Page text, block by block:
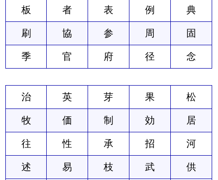
板 者 表 例 典
刷 協 参 周 固
季 官 府 径 念
治 英 芽 果 松
牧 価 制 効 居
往 性 承 招 河
述 易 枝 武 供